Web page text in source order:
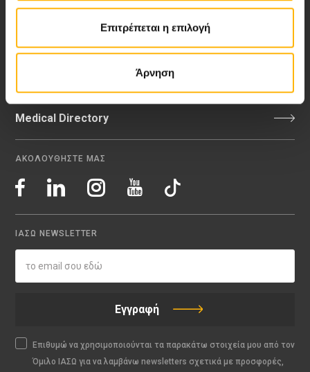
Επιτρέπεται η επιλογή
Άρνηση
Blog
Video Gallery
Medical Directory
ΑΚΟΛΟΥΘΗΣΤΕ ΜΑΣ
ΙΑΣΩ NEWSLETTER
Εγγραφή
Επιθυμώ να χρησιμοποιούνται τα παρακάτω στοιχεία μου από τον
Όμιλο ΙΑΣΩ για να λαμβάνω newsletters σχετικά με προσφορές,